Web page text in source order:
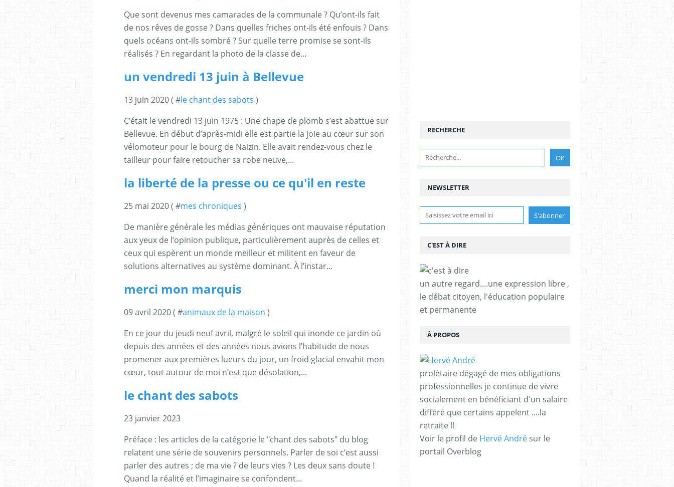
Que sont devenus mes camarades de la communale ? Qu’ont-ils fait
de nos rêves de gosse ? Dans quelles friches ont-ils été enfouis ? Dans
quels océans ont-ils sombré ? Sur quelle terre promise se sont-ils
réalisés ? En regardant la photo de la classe de...
un vendredi 13 juin à Bellevue
13 juin 2020 ( #le chant des sabots )
C’était le vendredi 13 juin 1975 : Une chape de plomb s’est abattue sur
Bellevue. En début d’après-midi elle est partie la joie au cœur sur son
vélomoteur pour le bourg de Naizin. Elle avait rendez-vous chez le
tailleur pour faire retoucher sa robe neuve,...
la liberté de la presse ou ce qu'il en reste
25 mai 2020 ( #mes chroniques )
De manière générale les médias génériques ont mauvaise réputation
aux yeux de l’opinion publique, particulièrement auprès de celles et
ceux qui espèrent un monde meilleur et militent en faveur de
solutions alternatives au système dominant. À l’instar...
merci mon marquis
09 avril 2020 ( #animaux de la maison )
En ce jour du jeudi neuf avril, malgré le soleil qui inonde ce jardin où
depuis des années et des années nous avions l’habitude de nous
promener aux premières lueurs du jour, un froid glacial envahit mon
cœur, tout autour de moi n’est que désolation,...
le chant des sabots
23 janvier 2023
Préface : les articles de la catégorie le "chant des sabots" du blog
relatent une série de souvenirs personnels. Parler de soi c’est aussi
parler des autres ; de ma vie ? de leurs vies ? Les deux sans doute !
Quand la réalité et l’imaginaire se confondent...
NEWSLETTER
RECHERCHE
C'EST À DIRE
un autre regard....une expression libre ,
le débat citoyen, l'éducation populaire
et permanente
À PROPOS
prolétaire dégagé de mes obligations
professionnelles je continue de vivre
socialement en bénéficiant d'un salaire
différé que certains appelent ....la
retraite !!
Voir le profil de Hervé André sur le
portail Overblog